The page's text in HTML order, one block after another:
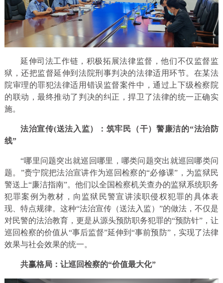
延伸司法工作链，积极拓展法律监督，他们不仅监督监
狱，还把监督延伸到法院刑事判决的法律适用环节。在某法
院审理的罪犯法律适用错误监督案件中，通过上下级检察院
的联动，最终推动了判决的纠正，捍卫了法律的统一正确实
施。
法治宣传(送法入监）：筑牢民（干）警廉洁的“法治防
线”
“哪里问题突出就巡回哪里，哪类问题突出就巡回哪类问
题。”赉宁院把法治宣讲作为巡回检察的“必修课”，为监狱民
警送上“廉洁指南”。他们以全国检察机关查办的监狱系统职务
犯罪案例为教材，向监狱民警宣讲渎职侵权犯罪的具体表
现、特点规律。这种“法治宣传（送法入监）”的做法，不仅是
对民警的法治教育，更是从源头预防职务犯罪的“预防针”，让
巡回检察的价值从“事后监督”延伸到“事前预防”，实现了法律
效果与社会效果的统一。
共赢格局：让巡回检察的“价值最大化”